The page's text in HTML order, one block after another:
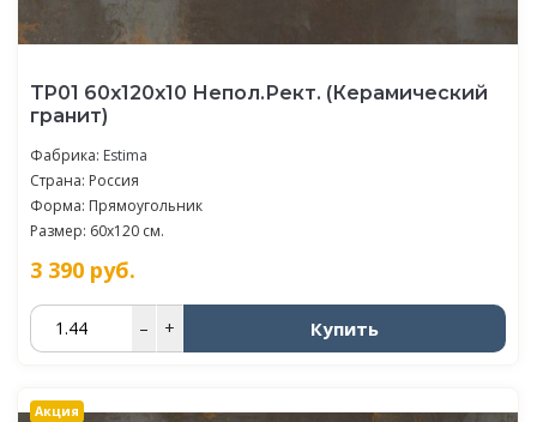
TP01 60x120x10 Непол.Рект. (Керамический
гранит)
Фабрика: Estima
Страна: Россия
Форма: Прямоугольник
Размер: 60x120 см.
3 390 руб.
– + Купить
Акция